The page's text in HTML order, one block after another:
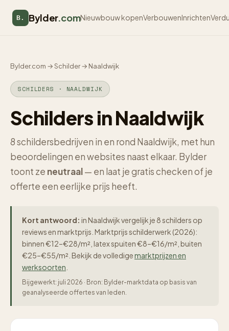
B. Bylder.comNieuwbouw kopenVerbouwenInrichten
Bylder.com →Schilder→ Naaldwijk
SCHILDERS · NAALDWIJK
Schilders in Naaldwijk
8 schildersbedrijven in en rond Naaldwijk, met hun
beoordelingen en websites naast elkaar. Bylder
toont ze neutraal— en laat je gratis checken of je
offerte een eerlijke prijs heeft.
Kort antwoord: in Naaldwijk vergelijk je 8 schilders op
reviews en marktprijs. Marktprijs schilderwerk (2026):
binnen €12–€28/m², latex spuiten €8–€16/m², buiten
€25–€55/m². Bekijk de volledigemarktprijzen en
werksoorten
Bijgewerkt: juli 2026 · Bron: Bylder-marktdata op basis van
geanalyseerde offertes van leden.